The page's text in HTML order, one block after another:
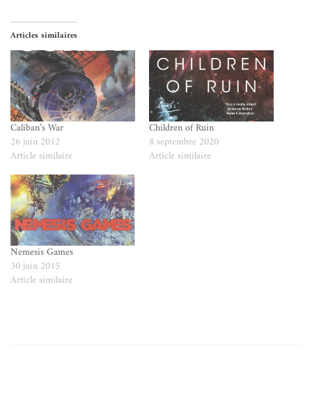
Articles similaires
Caliban’s War
26 juin 2012
Article similaire
Children of Ruin
8 septembre 2020
Article similaire
Nemesis Games
30 juin 2015
Article similaire